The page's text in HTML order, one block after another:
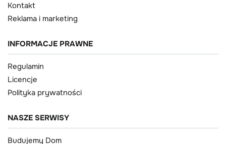
Kontakt
Reklama i marketing
INFORMACJE PRAWNE
Regulamin
Licencje
Polityka prywatności
NASZE SERWISY
Budujemy Dom